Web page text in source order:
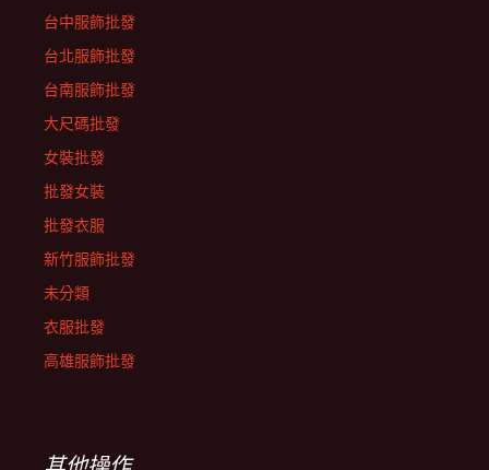
台中服飾批發
台北服飾批發
台南服飾批發
大尺碼批發
女裝批發
批發女裝
批發衣服
新竹服飾批發
未分類
衣服批發
高雄服飾批發